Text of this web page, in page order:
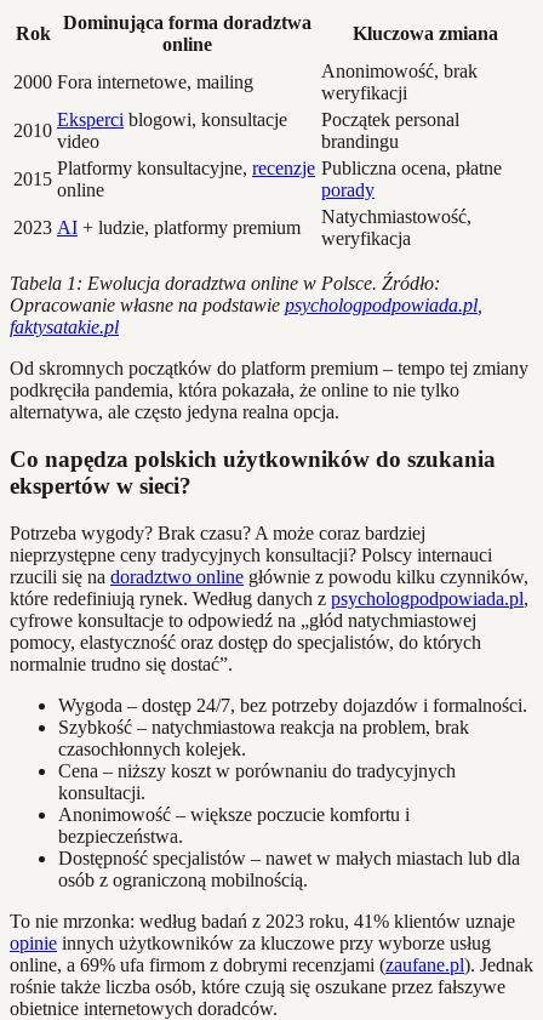
Rok
Dominująca forma doradztwa
online
Kluczowa zmiana
2000 Fora internetowe, mailing
Anonimowość, brak
weryfikacji
2010
Eksperci blogowi, konsultacje
video
Początek personal
brandingu
2015
Platformy konsultacyjne, recenzje
online
Publiczna ocena, płatne
porady
2023 AI + ludzie, platformy premium
Natychmiastowość,
weryfikacja
Tabela 1: Ewolucja doradztwa online w Polsce. Źródło:
Opracowanie własne na podstawie psychologpodpowiada.pl
faktysatakie.pl
Od skromnych początków do platform premium – tempo tej zmiany
podkręciła pandemia, która pokazała, że online to nie tylko
alternatywa, ale często jedyna realna opcja.
Co napędza polskich użytkowników do szukania
ekspertów w sieci?
Potrzeba wygody? Brak czasu? A może coraz bardziej
nieprzystępne ceny tradycyjnych konsultacji? Polscy internauci
rzucili się na doradztwo online głównie z powodu kilku czynników,
które redefiniują rynek. Według danych z psychologpodpowiada.pl,
cyfrowe konsultacje to odpowiedź na „głód natychmiastowej
pomocy, elastyczność oraz dostęp do specjalistów, do których
normalnie trudno się dostać”.
Wygoda – dostęp 24/7, bez potrzeby dojazdów i formalności.
Szybkość – natychmiastowa reakcja na problem, brak
czasochłonnych kolejek.
Cena – niższy koszt w porównaniu do tradycyjnych
konsultacji.
Anonimowość – większe poczucie komfortu i
bezpieczeństwa.
Dostępność specjalistów – nawet w małych miastach lub dla
osób z ograniczoną mobilnością.
To nie mrzonka: według badań z 2023 roku, 41% klientów uznaje
opinie innych użytkowników za kluczowe przy wyborze usług
online, a 69% ufa firmom z dobrymi recenzjami (zaufane.pl). Jednak
rośnie także liczba osób, które czują się oszukane przez fałszywe
obietnice internetowych doradców.